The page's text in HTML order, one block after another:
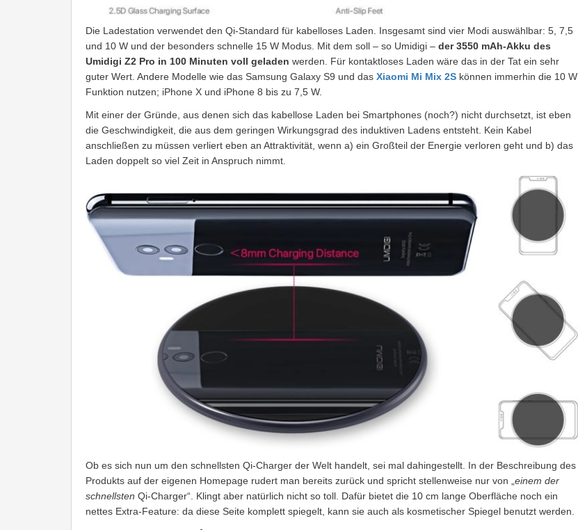
Die Ladestation verwendet den Qi-Standard für kabelloses Laden. Insgesamt sind vier Modi auswählbar: 5, 7,5
und 10 W und der besonders schnelle 15 W Modus. Mit dem soll – so Umidigi – der 3550 mAh-Akku des
Umidigi Z2 Pro in 100 Minuten voll geladen werden. Für kontaktloses Laden wäre das in der Tat ein sehr
guter Wert. Andere Modelle wie das Samsung Galaxy S9 und das Xiaomi Mi Mix 2S können immerhin die 10 W
Funktion nutzen; iPhone X und iPhone 8 bis zu 7,5 W.
Mit einer der Gründe, aus denen sich das kabellose Laden bei Smartphones (noch?) nicht durchsetzt, ist eben
die Geschwindigkeit, die aus dem geringen Wirkungsgrad des induktiven Ladens entsteht. Kein Kabel
anschließen zu müssen verliert eben an Attraktivität, wenn a) ein Großteil der Energie verloren geht und b) das
Laden doppelt so viel Zeit in Anspruch nimmt.
Ob es sich nun um den schnellsten Qi-Charger der Welt handelt, sei mal dahingestellt. In der Beschreibung des
Produkts auf der eigenen Homepage rudert man bereits zurück und spricht stellenweise nur von „ einem der
schnellsten Qi-Charger“. Klingt aber natürlich nicht so toll. Dafür bietet die 10 cm lange Oberfläche noch ein
nettes Extra-Feature: da diese Seite komplett spiegelt, kann sie auch als kosmetischer Spiegel benutzt werden.